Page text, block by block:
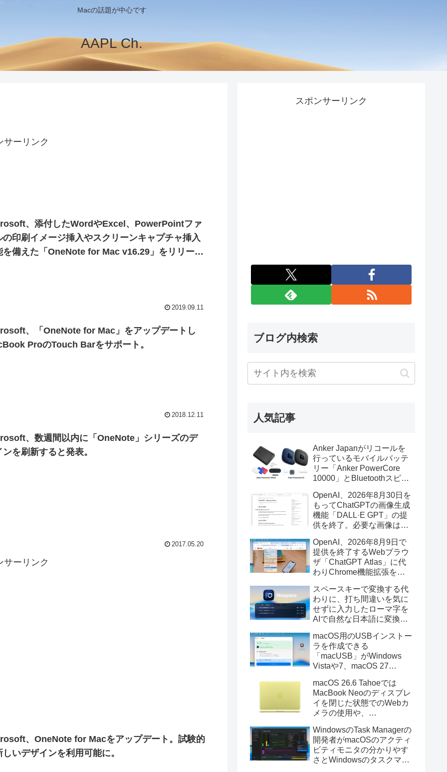
Macの話題が中心です
AAPL Ch.
サーリンク
、添付したWordやExcel、PowerPointファ
の印刷イメージ挿入やスクリーンキャプチャ挿入
を備えた「OneNote for Mac v16.29」をリリー
2019.09.11
、「OneNote for Mac」をアップデートし
ProのTouch Barをサポート。
2018.12.11
、数週間以内に「OneNote」シリーズのデ
ンを刷新すると発表。
2017.05.20
サーリンク
、OneNote for Macをアップデート。試験的
しいデザインを利用可能に。
スポンサーリンク
ブログ内検索
人気記事
Anker Japanがリコールを
行っているモバイルバッテ
リー「Anker PowerCore
10000」とBluetoothスピー
辺を焼損する火災が6月に3
件発生していたそうなので
注意を。
OpenAI、2026年8月30日を
もってChatGPTの画像生成
機能「DALL·E GPT」の提
供を終了。必要な画像は期
OpenAI、2026年8月9日で
提供を終了するWebブラウ
ザ「ChatGPT Atlas」に代
わりChrome機能拡張をア
画の質問やAsk ChatGPT機
能を追加。
スペースキーで変換する代
わりに、打ち間違いを気に
せずに入力したローマ字を
AIで自然な日本語に変換し
力アプリ「Nospace」がリ
リース。
macOS用のUSBインストー
ラを作成できる
「macUSB」がWindows
Vistaや7、macOS 27
トーラの作成に対応。
macOS 26.6 Tahoeでは
MacBook Neoのディスプレ
イを閉じた状態でのWebカ
メラの使用や、
利用しMacBook Neoを復元
する際の安定性が向上。
WindowsのTask Managerの
開発者がmacOSのアクティ
ビティモニタの分かりやす
さとWindowsのタスクマネ